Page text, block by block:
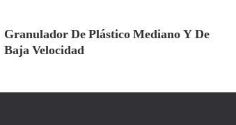
Granulador De Plástico Mediano Y De
Baja Velocidad